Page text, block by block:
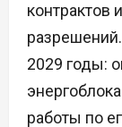
контрактов
2029 годы:
работы по